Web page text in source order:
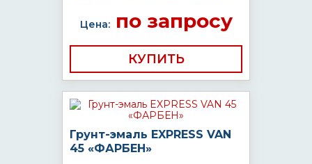
Цена:по запросу
КУПИТЬ
Грунт-эмаль EXPRESS VAN
45 «ФАРБЕН»